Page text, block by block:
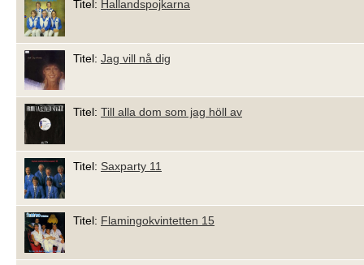
Titel: Hallandspojkarna
Titel: Jag vill nå dig
Titel: Till alla dom som jag höll av
Titel: Saxparty 11
Titel: Flamingokvintetten 15